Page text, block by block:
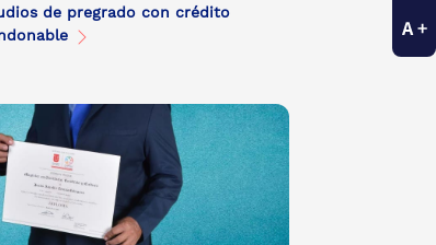
de pregrado con crédito